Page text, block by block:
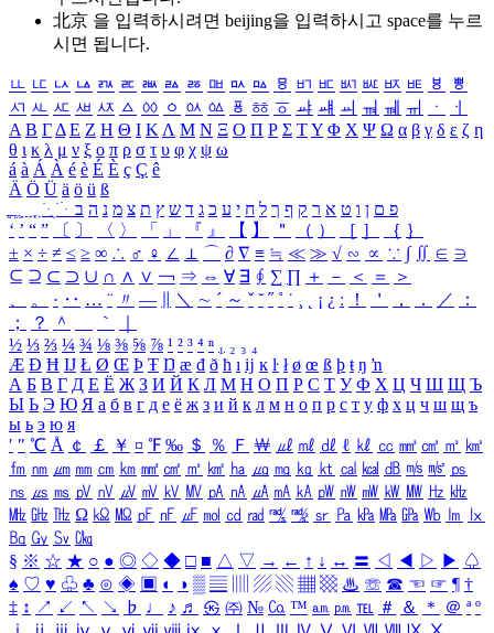
北京 을 입력하시려면 beijing을 입력하시고 space를 누르
시면 됩니다.
ㅥ ㅦ ㅧ ㅨ ㅩ ㅪ ㅫ ㅬ ㅭ ㅮ ㅯ ㅰ ㅱ ㅲ ㅳ ㅴ ㅵ ㅶ ㅷ ㅸ
ㅹ
ㅺ ㅻ ㅼ ㅽ ㅾ ㅿ ㆀ ㆁ ㆂ ㆃ ㆄ ㆅ ㆆ ㆇ ㆈ ㆉ ㆊ ㆋ ㆌ ㆍ
ㆎ
Α Β ΓΔ Ε Ζ Η Θ Ι ΚΛ Μ Ν Ξ Ο Π Ρ Σ ΤΥ Φ Χ Ψ Ω α β γ δ ε ζ η
θ ι κ λ μ ν ξ ο π ρ σ τ υ φ χ ψ ω
á à Á À é è É È ç Ç ê
Ä Ö Ü ä ö ü ß
ִֶֹ ֻּ ׁׂ פ ם ן ו ט א ר ק ף ך ל ח י ע כ ג ד ש ץ ת צ מ נ ה ב
‘ ’ “ ” 〔 〕 〈 〉 「 」 『 』 【 】 ＂ （ ） ［ ］ ｛ ｝
± × ÷ ≠ ≤ ≥ ∞ ∴ ♂ ♀ ∠ ⊥ ⌒ ∂ ∇ ≡ ≒ ≪ ≫ √ ∽ ∝ ∵ ∫ ∬ ∈ ∋
⊆ ⊇ ⊂ ⊃ ∪ ∩ ∧ ∨ ￢ ⇒ ⇔ ∀ ∃ ∮ ∑ ∏ ＋ － ＜ ＝
＞
、
。 · ‥ … ¨ 〃 ― ＼ ∼ ´ ～ ˇ ˘ ˝ ˚ ˙ ¸ ¡ ¿ ː ！ ＇ ， ． ／
：
；
？ ＾ ｀
½ ⅓ ⅔ ¼ ¾ ⅛ ⅜ ⅝ ⅞ ¹ ² ³ ⁴ ⁿ ₁ ₂ ₃ ₄
Æ Ð Ħ Ĳ Ł Ø Œ Þ Ŧ Ŋ æ đ ð ħ ı ĳ ĸ ŀ ł ø œ ß þ ŧ ŋ ŉ
А Б В Г Д Е Ё Ж З И Й К Л М Н О П Р С Т У Ф Х Ц Ч Ш Щ Ъ
Ы Ь Э Ю Я а б в г д е ё ж з и й к л м н о п р с т у ф х ц ч ш щ ъ
ы ь э ю я
′ ″ ℃ Å ￠ ￡ ￥ ¤ ℉ ‰ ＄ ％ Ｆ ￦ ㎕ ㎖ ㎗ ℓ ㎘ ㏄ ㎣ ㎤ ㎥ ㎦
㎙ ㎚ ㎛ ㎜ ㎝ ㎞ ㎟ ㎠ ㎡ ㎢ ㏊ ㎍ ㎎ ㎏ ㏏ ㎈ ㎉ ㏈ ㎧ ㎨ ㎰
㎱ ㎲ ㎳ ㎴ ㎵ ㎶ ㎷ ㎸ ㎹ ㎀ ㎁ ㎂ ㎃ ㎄ ㎺ ㎻ ㎽ ㎾ ㎿ ㎐ ㎑
㎒ ㎓ ㎔ Ω ㏀ ㏁ ㎊ ㎋ ㎌ ㏖ ㏅ ㎭ ㎮ ㎯ ㏛ ㎩ ㎪ ㎫ ㎬ ㏝ ㏐
㏓
㏃ ㏉ ㏜ ㏆
§ ※ ☆ ★ ○ ● ◎ ◇ ◆ □ ■ △ ▽ → ← ↑ ↓ ↔ 〓 ◁ ◀ ▷ ▶ ♤
♠ ♡ ♥ ♧ ♣ ⊙ ◈ ▣ ◐ ◑ ▒ ▤ ▨ ▧ ▦ ▩ ♨ ☏ ☎ ☜ ☞ ¶ †
‡ ↕ ↗ ↙ ↖ ↘ ♭ ♩ ♪ ♬ ㉿ ㈜ № ㏇ ™ ㏂ ㏘ ℡ ＃ ＆ ＊ ＠ ª º